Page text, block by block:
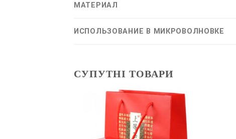
МАТЕРИАЛ
ИСПОЛЬЗОВАНИЕ В МИКРОВОЛНОВКЕ
СУПУТНІ ТОВАРИ